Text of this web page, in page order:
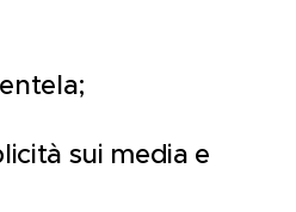
sui media e